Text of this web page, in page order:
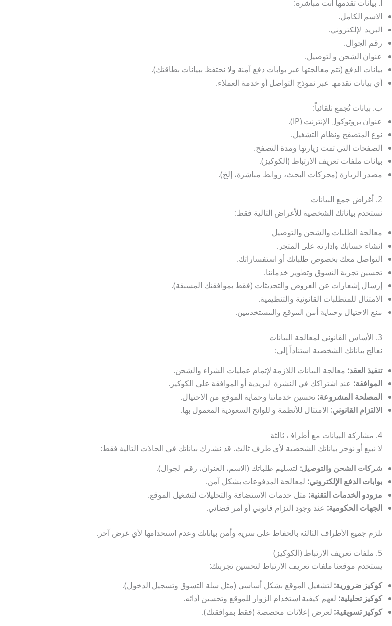
أ. بيانات تقدمها أنت مباشرة:
الاسم الكامل.
البريد الإلكتروني.
رقم الجوال.
عنوان الشحن والتوصيل.
بيانات الدفع (تتم معالجتها عبر بوابات دفع آمنة ولا نحتفظ ببيانات بطاقتك).
أي بيانات تقدمها عبر نموذج التواصل أو خدمة العملاء.
ب. بيانات تُجمع تلقائياً:
عنوان بروتوكول الإنترنت (IP).
نوع المتصفح ونظام التشغيل.
الصفحات التي تمت زيارتها ومدة التصفح.
بيانات ملفات تعريف الارتباط (الكوكيز).
مصدر الزيارة (محركات البحث، روابط مباشرة، إلخ).
2. أغراض جمع البيانات
نستخدم بياناتك الشخصية للأغراض التالية فقط:
معالجة الطلبات والشحن والتوصيل.
إنشاء حسابك وإدارته على المتجر.
التواصل معك بخصوص طلباتك أو استفساراتك.
تحسين تجربة التسوق وتطوير خدماتنا.
إرسال إشعارات عن العروض والتحديثات (فقط بموافقتك المسبقة).
الامتثال للمتطلبات القانونية والتنظيمية.
منع الاحتيال وحماية أمن الموقع والمستخدمين.
3. الأساس القانوني لمعالجة البيانات
نعالج بياناتك الشخصية استناداً إلى:
تنفيذ العقد: معالجة البيانات اللازمة لإتمام عمليات الشراء والشحن.
الموافقة: عند اشتراكك في النشرة البريدية أو الموافقة على الكوكيز.
المصلحة المشروعة: تحسين خدماتنا وحماية الموقع من الاحتيال.
الالتزام القانوني: الامتثال للأنظمة واللوائح السعودية المعمول بها.
4. مشاركة البيانات مع أطراف ثالثة
لا نبيع أو نؤجر بياناتك الشخصية لأي طرف ثالث. قد نشارك بياناتك في الحالات التالية فقط:
شركات الشحن والتوصيل: لتسليم طلباتك (الاسم، العنوان، رقم الجوال).
بوابات الدفع الإلكتروني: لمعالجة المدفوعات بشكل آمن.
مزودو الخدمات التقنية: مثل خدمات الاستضافة والتحليلات لتشغيل الموقع.
الجهات الحكومية: عند وجود التزام قانوني أو أمر قضائي.
نلزم جميع الأطراف الثالثة بالحفاظ على سرية وأمن بياناتك وعدم استخدامها لأي غرض آخر.
5. ملفات تعريف الارتباط (الكوكيز)
يستخدم موقعنا ملفات تعريف الارتباط لتحسين تجربتك:
كوكيز ضرورية: لتشغيل الموقع بشكل أساسي (مثل سلة التسوق وتسجيل الدخول).
كوكيز تحليلية: لفهم كيفية استخدام الزوار للموقع وتحسين أدائه.
كوكيز تسويقية: لعرض إعلانات مخصصة (فقط بموافقتك).